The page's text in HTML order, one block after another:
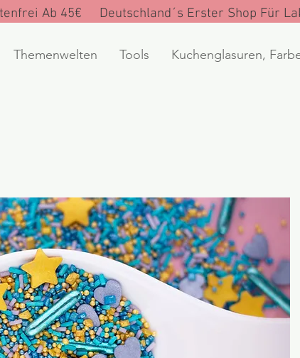
Ab 45€ Deutschland´s Erster Shop Für
Themenwelten Tools Kuchenglasuren,